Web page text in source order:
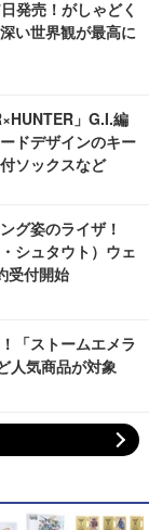
発売！がしゃどく
い世界観が最高に
」G.I.編
ドデザインのキー
ソックスなど
グ姿のライザ！
シュタウト）ウェ
受付開始
「ストームエメラ
人気商品が対象